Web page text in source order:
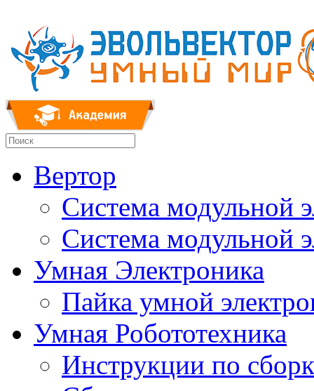
Вертор
Система модульной
Система модульной
Умная Электроника
Пайка умной
Умная Робототехника
Инструкции по